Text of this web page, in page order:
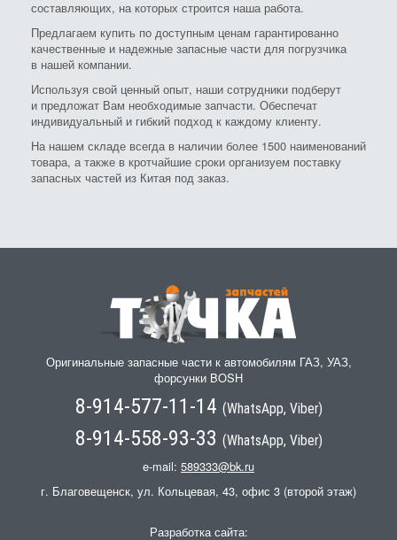
составляющих, на которых строится наша работа.
Предлагаем купить по доступным ценам гарантированно
качественные и надежные запасные части для погрузчика
в нашей компании.
Используя свой ценный опыт, наши сотрудники подберут
и предложат Вам необходимые запчасти. Обеспечат
индивидуальный и гибкий подход к каждому клиенту.
На нашем складе всегда в наличии более 1500 наименований
товара, а также в кротчайшие сроки организуем поставку
запасных частей из Китая под заказ.
Оригинальные запасные части к автомобилям ГАЗ, УАЗ,
форсунки BOSH
8-914-577-11-14 (WhatsApp, Viber)
8-914-558-93-33 (WhatsApp, Viber)
e-mail: 589333@bk.ru
г. Благовещенск, ул. Кольцевая, 43, офис 3 (второй этаж)
Разработка сайта: